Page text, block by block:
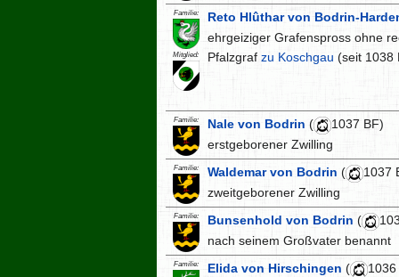
Familie:
Mitglied:
Reto Hlûthar von Bodrin-
ehrgeiziger Grafenspross ohne
Pfalzgraf zu Koschgau (seit 1038
Familie: Nale von Bodrin (
1037 BF)
erstgeborener Zwilling
Familie: Waldemar von Bodrin (
1037
zweitgeborener Zwilling
Familie: Bunsenhold von Bodrin (
nach seinem Großvater benannt
Familie: Elida von Hirschingen (